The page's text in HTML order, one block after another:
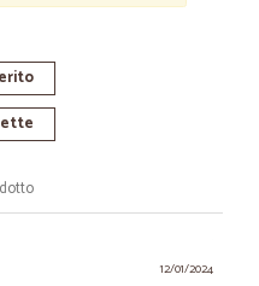
12/01/2024